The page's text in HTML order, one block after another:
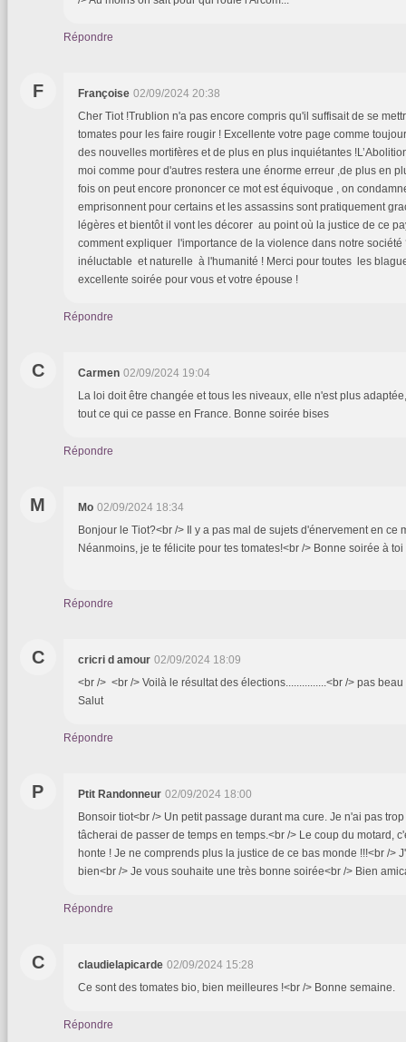
Répondre
F Françoise 02/09/2024 20:38
Cher Tiot !Trublion n'a pas encore compris qu'il suffisait de se
tomates pour les faire rougir ! Excellente votre page comme
des nouvelles mortifères et de plus en plus inquiétantes
moi comme pour d'autres restera une énorme erreur ,de plus en
fois on peut encore prononcer ce mot est équivoque , on
emprisonnent pour certains et les assassins sont pratiquement
légères et bientôt il vont les décorer au point où la justice de ce
comment expliquer l'importance de la violence dans notre société
inéluctable et naturelle à l'humanité ! Merci pour toutes les
excellente soirée pour vous et votre épouse !
Répondre
C Carmen 02/09/2024 19:04
La loi doit être changée et tous les niveaux, elle n'est plus
tout ce qui ce passe en France. Bonne soirée bises
Répondre
M Mo 02/09/2024 18:34
Bonjour le Tiot?<br /> Il y a pas mal de sujets d'énervement en ce
Néanmoins, je te félicite pour tes tomates!<br /> Bonne soirée à
Répondre
C cricri d amour 02/09/2024 18:09
<br /> <br /> Voilà le résultat des élections...............<br /> pas
Salut
Répondre
P Ptit Randonneur 02/09/2024 18:00
Bonsoir tiot<br /> Un petit passage durant ma cure. Je n'ai pas
tâcherai de passer de temps en temps.<br /> Le coup du motard,
honte ! Je ne comprends plus la justice de ce bas monde !!!<br />
bien<br /> Je vous souhaite une très bonne soirée<br /> Bien
Répondre
C claudielapicarde 02/09/2024 15:28
Ce sont des tomates bio, bien meilleures !<br /> Bonne semaine.
Répondre